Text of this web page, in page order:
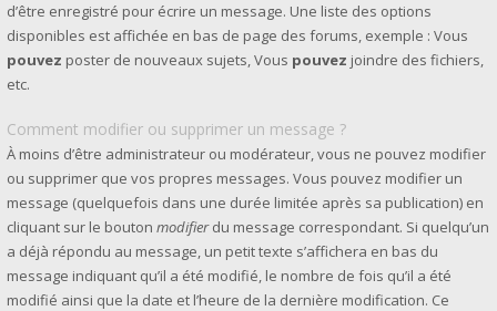
d’être enregistré pour écrire un message. Une liste des options
disponibles est affichée en bas de page des forums, exemple : Vous
pouvez poster de nouveaux sujets, Vous pouvez joindre des fichiers,
etc.
Comment modifier ou supprimer un message ?
À moins d’être administrateur ou modérateur, vous ne pouvez modifier
ou supprimer que vos propres messages. Vous pouvez modifier un
message (quelquefois dans une durée limitée après sa publication) en
cliquant sur le bouton modifierdu message correspondant. Si quelqu’un
a déjà répondu au message, un petit texte s’affichera en bas du
message indiquant qu’il a été modifié, le nombre de fois qu’il a été
modifié ainsi que la date et l’heure de la dernière modification. Ce